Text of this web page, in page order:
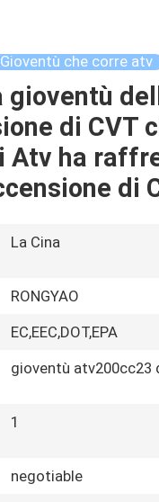
Gioventù che corre atv
gioventù
di CVT
Atv ha
di
La Cina
RONGYAO
EC,EEC,DOT,EPA
gioventù atv200cc23
1
negotiable